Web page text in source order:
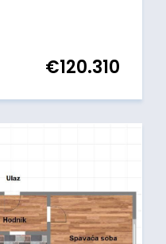
€120.310